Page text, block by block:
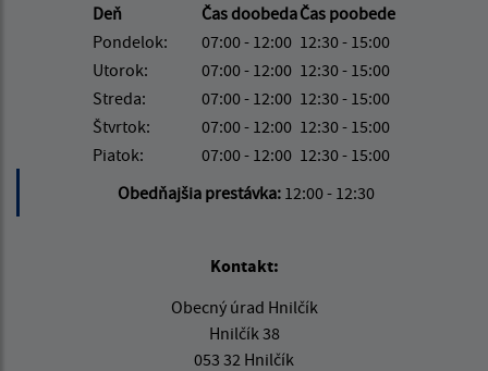
Deň
Čas doobedaČas poobede
Pondelok:
07:00 - 12:00 12:30 - 15:00
Utorok:
07:00 - 12:00 12:30 - 15:00
Streda:
07:00 - 12:00 12:30 - 15:00
Štvrtok:
07:00 - 12:00 12:30 - 15:00
Piatok:
07:00 - 12:00 12:30 - 15:00
Obedňajšia prestávka: 12:00 - 12:30
Kontakt:
Obecný úrad Hnilčík
Hnilčík 38
053 32 Hnilčík